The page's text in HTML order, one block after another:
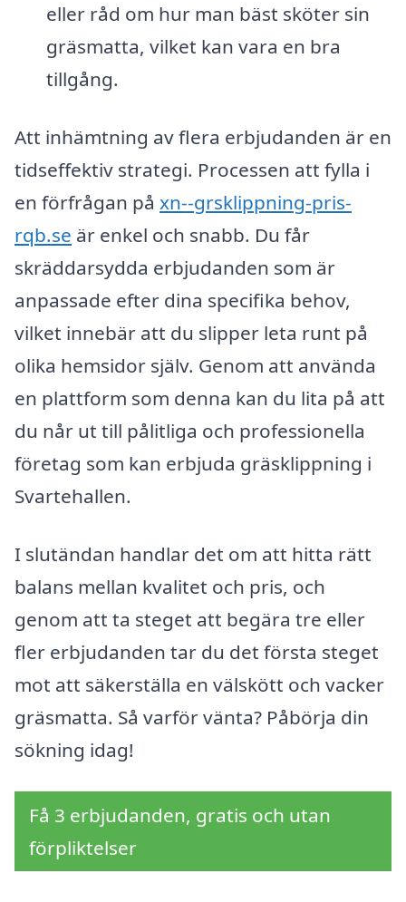
eller råd om hur man bäst sköter sin
gräsmatta, vilket kan vara en bra
tillgång.
Att inhämtning av flera erbjudanden är en
tidseffektiv strategi. Processen att fylla i
en förfrågan på xn--grsklippning-pris-
rqb.se är enkel och snabb. Du får
skräddarsydda erbjudanden som är
anpassade efter dina specifika behov,
vilket innebär att du slipper leta runt på
olika hemsidor själv. Genom att använda
en plattform som denna kan du lita på att
du når ut till pålitliga och professionella
företag som kan erbjuda gräsklippning i
Svartehallen.
I slutändan handlar det om att hitta rätt
balans mellan kvalitet och pris, och
genom att ta steget att begära tre eller
fler erbjudanden tar du det första steget
mot att säkerställa en välskött och vacker
gräsmatta. Så varför vänta? Påbörja din
sökning idag!
Få 3 erbjudanden, gratis och utan
förpliktelser